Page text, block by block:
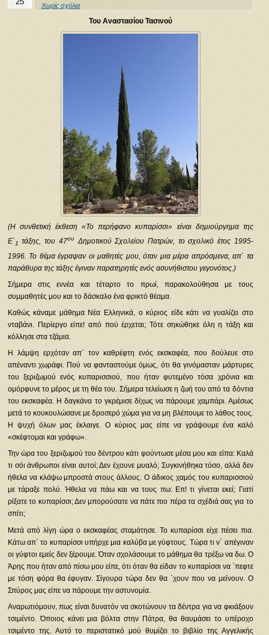
Χωρίς σχόλια
Του Αναστασίου Τασινού
(Η συνθετική έκθεση «Το περήφανο κυπαρίσσι» είναι δημιούργημα της
Ε`1 τάξης, του 47ου Δημοτικού Σχολείου Πατρών, το σχολικό έτος 1995-
1996. Το θέμα έγραψαν οι μαθητές μου, όταν μια μέρα απρόσμενα, απ` τα
παράθυρα της τάξης έγιναν παρατηρητές ενός ασυνήθιστου γεγονότος.)
Σήμερα στις εννέα και τέταρτο το πρωί, παρακολούθησα με τους
συμμαθητές μου και το δάσκαλο ένα φρικτό θέαμα.
Καθώς κάναμε μάθημα Νέα Ελληνικά, ο κύριος είδε κάτι να γυαλίζει στο
νταβάνι. Περίεργο είπε! από πού έρχεται; Τότε σηκώθηκε όλη η τάξη και
κόλλησε στα τζάμια.
Η λάμψη ερχόταν απ` τον καθρέφτη ενός εκσκαφέα, που δούλευε στο
απέναντι χωράφι. Πού να φανταστούμε όμως, ότι θα γινόμασταν μάρτυρες
του ξεριζωμού ενός κυπαρισσιού, που ήταν φυτεμένο τόσα χρόνια και
ομόρφυνε το μέρος με τη θέα του. Σήμερα τελείωσε η ζωή του από τα δόντια
του εκσκαφέα. Η δαγκάνα το γκρέμισε δίχως να πάρουμε χαμπάρι. Αμέσως
μετά το κουκουλώσανε με δροσερό χώμα για να μη βλέπουμε το λάθος τους.
Η ψυχή όλων μας έκλαιγε. Ο κύριος μας είπε να γράψουμε ένα καλό
«σκέφτομαι και γράφω».
Την ώρα του ξεριζωμού του δέντρου κάτι φούντωσε μέσα μου και είπα: Καλά
τι σόι άνθρωποι είναι αυτοί; Δεν έχουνε μυαλό; Συγκινήθηκα τόσο, αλλά δεν
ήθελα να κλάψω μπροστά στους άλλους. Ο άδικος χαμός του κυπαρισσιού
με τάραξε πολύ. Ήθελα να πάω και να τους πω: Επ! τι γίνεται εκεί; Γιατί
ρίξατε το κυπαρίσσι; Δεν μπορούσατε να πάτε πιο πέρα τα σχέδιά σας για το
σπίτι;
Μετά από λίγη ώρα ο εκσκαφέας σταμάτησε. Το κυπαρίσσι είχε πέσει πια.
Κάτω απ` το κυπαρίσσι υπήρχε μια καλύβα με γύφτους. Τώρα τι ν` απέγιναν
οι γύφτοι εμείς δεν ξέρουμε. Όταν σχολάσουμε το μάθημα θα τρέξω να δω. Ο
Άρης που ήταν από πίσω μου είπε, ότι όταν θα είδαν το κυπαρίσσι να `πεφτε
με τόση φόρα θα έφυγαν. Σίγουρα τώρα δεν θα `χουν που να μείνουν. Ο
Σπύρος μας είπε να πάρουμε την αστυνομία.
Αναρωτιόμουν, πως είναι δυνατόν να σκοτώνουν τα δέντρα για να φκιάξουν
τσιμέντο. Όποιος κάνει μια βόλτα στην Πάτρα, θα θαυμάσει το υπέροχο
τσιμέντο της. Αυτό το περιστατικό μού θυμίζει το βιβλίο της Αγγελικής